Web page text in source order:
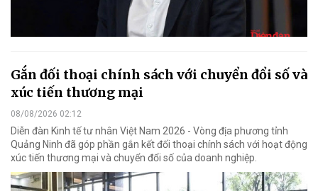
Gắn đối thoại chính sách với chuyển đổi số và
xúc tiến thương mại
08/08/2026 02:12
Diễn đàn Kinh tế tư nhân Việt Nam 2026 - Vòng địa phương tỉnh
Quảng Ninh đã góp phần gắn kết đối thoại chính sách với hoạt động
xúc tiến thương mại và chuyển đổi số của doanh nghiệp.